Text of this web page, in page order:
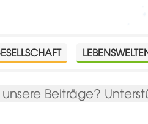
Beiträge?